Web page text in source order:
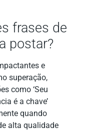
frases de
postar?
e
superação,
como ‘Seu
é a chave’
quando
alta qualidade